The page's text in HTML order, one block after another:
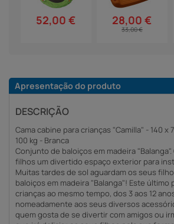
52,00 € 28,00 €
33,00 €
Apresentação do produto
DESCRIÇÃO
Cama cabine para crianças "Camilla" - 140 x
100 kg - Branca
Conjunto de baloiços em madeira
filhos um divertido espaço exterior para
Muitas tardes de sol aguardam os seus
baloiços em madeira "Balanga"! Este último
crianças ao mesmo tempo, dos 3 aos 12
nomeadamente aos seus diversos
quem gosta de se divertir com amigos ou